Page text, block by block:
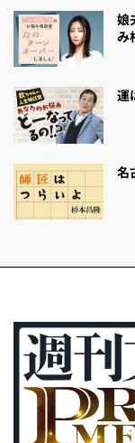
娘
み
運
名